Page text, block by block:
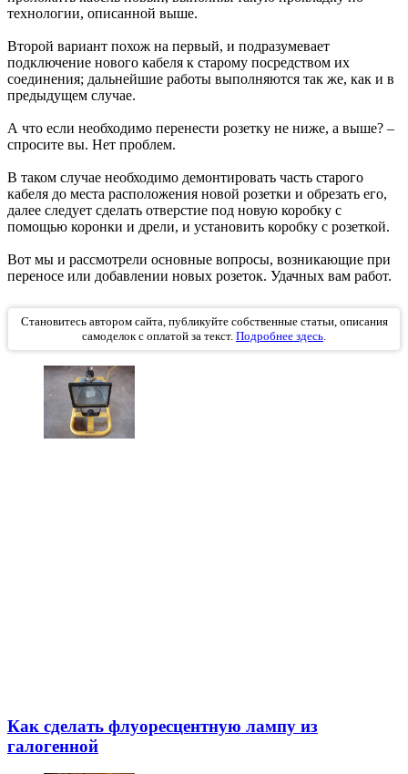
технологии, описанной выше.
Второй вариант похож на первый, и подразумевает
подключение нового кабеля к старому посредством их
соединения; дальнейшие работы выполняются так же, как и в
предыдущем случае.
А что если необходимо перенести розетку не ниже, а выше? –
спросите вы. Нет проблем.
В таком случае необходимо демонтировать часть старого
кабеля до места расположения новой розетки и обрезать его,
далее следует сделать отверстие под новую коробку с
помощью коронки и дрели, и установить коробку с розеткой.
Вот мы и рассмотрели основные вопросы, возникающие при
переносе или добавлении новых розеток. Удачных вам работ.
Становитесь автором сайта, публикуйте собственные статьи, описания
самоделок с оплатой за текст. Подробнее здесь.
Как сделать флуоресцентную лампу из
галогенной